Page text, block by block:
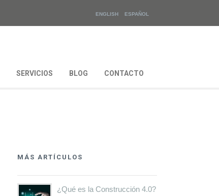
ENGLISH ESPAÑOL
SERVICIOS BLOG CONTACTO
MÁS ARTÍCULOS
¿Qué es la Construcción 4.0?